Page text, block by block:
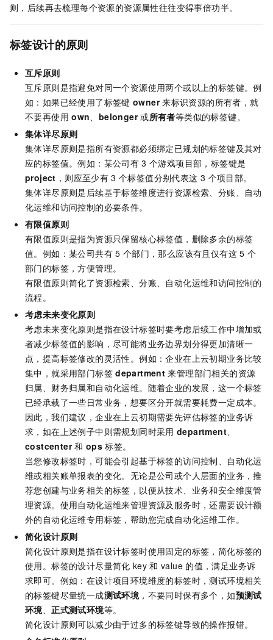
则，后续再去梳理每个资源的资源属性往往变得事倍功半。
标签设计的原则
互斥原则
互斥原则是指避免对同一个资源使用两个或以上的标签键。例
如：如果已经使用了标签键 owner 来标识资源的所有者，就
不要再使用 own、 belonger 或所有者等类似的标签键。
集体详尽原则
集体详尽原则是指所有资源都必须绑定已规划的标签键及其对
应的标签值。例如：某公司有 3 个游戏项目部，标签键是
project ，则应至少有 3 个标签值分别代表这 3 个项目部。
集体详尽原则是后续基于标签维度进行资源检索、分账、自动
化运维和访问控制的必要条件。
有限值原则
有限值原则是指为资源只保留核心标签值，删除多余的标签
值。例如：某公司共有 5 个部门，那么应该有且仅有这 5 个
部门的标签，方便管理。
有限值原则简化了资源检索、分账、自动化运维和访问控制的
流程。
考虑未来变化原则
考虑未来变化原则是指在设计标签时要考虑后续工作中增加或
者减少标签值的影响，尽可能将业务边界划分得更加清晰一
点，提高标签修改的灵活性。例如：企业在上云初期业务比较
集中，就采用部门标签 department 来管理部门相关的资源
归属、财务归属和自动化运维。随着企业的发展，这一个标签
已经承载了一些日常业务，想要区分开就需要耗费一定成本。
因此，我们建议，企业在上云初期需要先评估标签的业务诉
求，如在上述例子中则需规划同时采用 department、
costcenter 和 ops 标签。
当您修改标签时，可能会引起基于标签的访问控制、自动化运
维或相关账单报表的变化。无论是公司或个人层面的业务，推
荐您创建与业务相关的标签，以便从技术、业务和安全维度管
理资源。使用自动化运维来管理资源及服务时，还需要设计额
外的自动化运维专用标签，帮助您完成自动化运维工作。
简化设计原则
简化设计原则是指在设计标签时使用固定的标签，简化标签的
使用。标签的设计尽量简化 key 和 value 的值，满足业务诉
求即可。例如：在设计项目环境维度的标签时，测试环境相关
的标签键尽量统一成测试环境，不要同时保有多个，如预测试
环境、正式测试环境等。
简化设计原则可以减少由于过多的标签键导致的操作报错。